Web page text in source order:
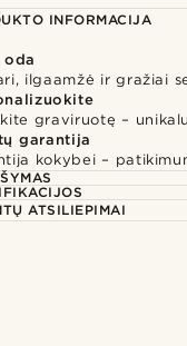
INFORMACIJA
oda
ilgaamžė ir gražiai
graviruotę –
garantija
kokybei –
ATSILIEPIMAI